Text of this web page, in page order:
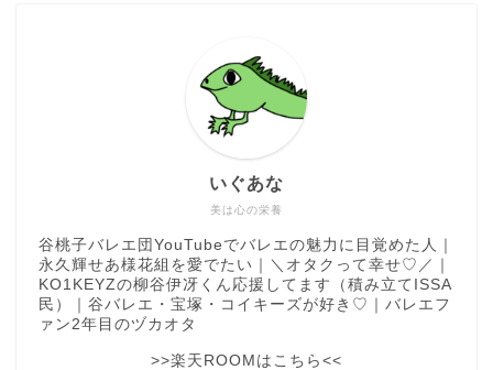
美は心の栄養
いぐあな
谷桃子バレエ団YouTubeでバレエの魅力に目覚めた人｜
永久輝せあ様花組を愛でたい｜＼オタクって幸せ♡／｜
KO1KEYZの柳谷伊冴くん応援してます（積み立てISSA
民）｜谷バレエ・宝塚・コイキーズが好き♡｜バレエフ
ァン2年目のヅカオタ
>>楽天ROOMはこちら<<